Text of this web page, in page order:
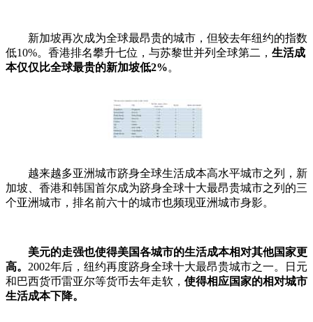
新加坡再次成为全球最昂贵的城市，但较去年纽约的指数
低10%。香港排名攀升七位，与苏黎世并列全球第二， 生活成
本仅仅比全球最贵的新加坡低2%。
越来越多亚洲城市跻身全球生活成本高水平城市之列，新
加坡、香港和韩国首尔成为跻身全球十大最昂贵城市之列的三
个亚洲城市，排名前六十的城市也频现亚洲城市身影。
美元的走强也使得美国各城市的生活成本相对其他国家更
高。 2002年后，纽约再度跻身全球十大最昂贵城市之一。日元
和巴西货币雷亚尔等货币去年走软， 使得相应国家的相对城市
生活成本下降。